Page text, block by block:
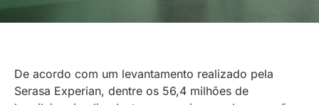
De acordo com um levantamento realizado pela
Serasa Experian, dentre os 56,4 milhões de